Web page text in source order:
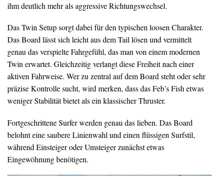
ihm deutlich mehr als aggressive Richtungswechsel.
Das Twin Setup sorgt dabei für den typischen loosen Charakter.
Das Board lässt sich leicht aus dem Tail lösen und vermittelt
genau das verspielte Fahrgefühl, das man von einem modernen
Twin erwartet. Gleichzeitig verlangt diese Freiheit nach einer
aktiven Fahrweise. Wer zu zentral auf dem Board steht oder sehr
präzise Kontrolle sucht, wird merken, dass das Feb’s Fish etwas
weniger Stabilität bietet als ein klassischer Thruster.
Fortgeschrittene Surfer werden genau das lieben. Das Board
belohnt eine saubere Linienwahl und einen flüssigen Surfstil,
während Einsteiger oder Umsteiger zunächst etwas
Eingewöhnung benötigen.